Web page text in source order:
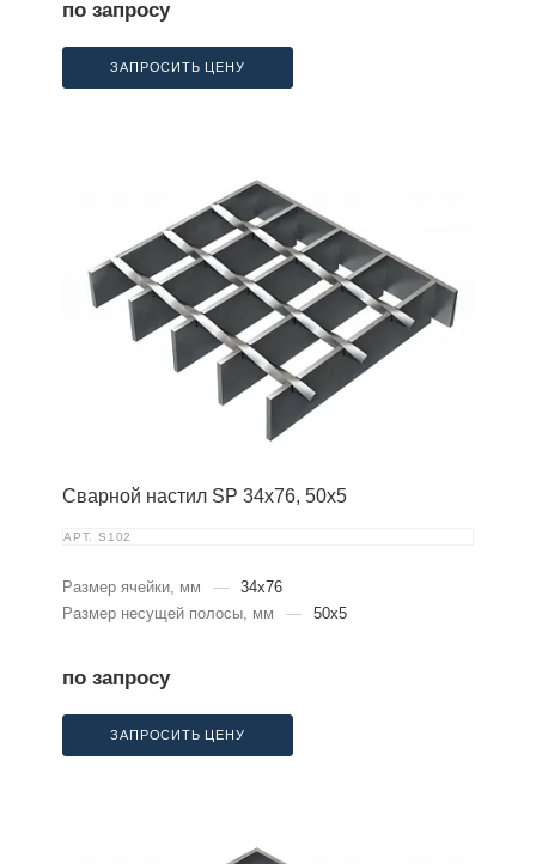
по запросу
ЗАПРОСИТЬ ЦЕНУ
Сварной настил SP 34х76, 50х5
АРТ. S102
Размер ячейки, мм —
34x76
Размер несущей полосы, мм
— 50x5
по запросу
ЗАПРОСИТЬ ЦЕНУ